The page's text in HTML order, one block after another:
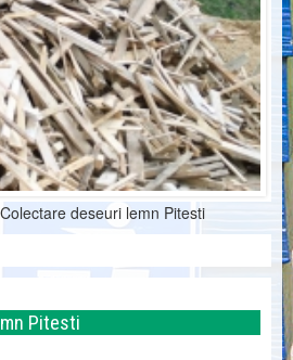
deseuri lemn Pitesti
Pitesti